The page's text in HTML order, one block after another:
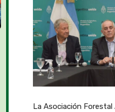
La Asociación